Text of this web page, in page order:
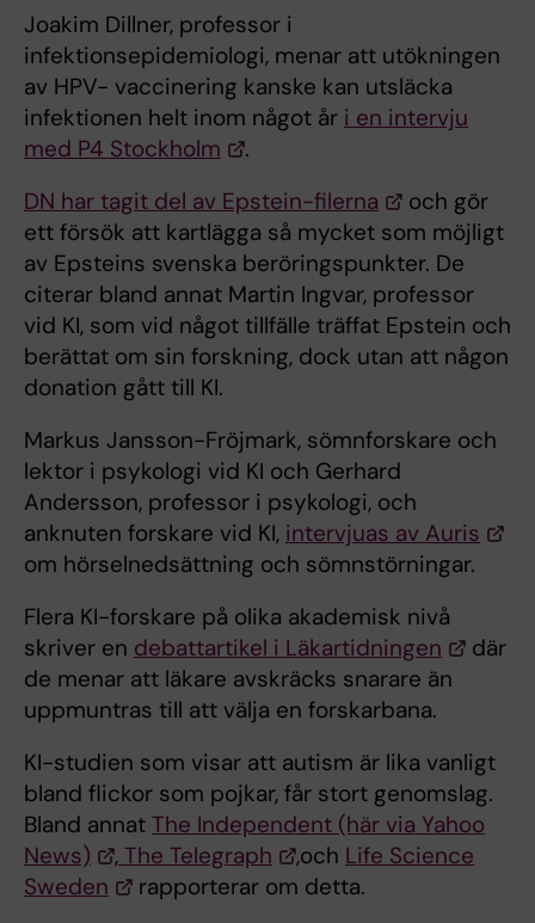
Joakim Dillner, professor i
infektionsepidemiologi, menar att utökningen
av HPV- vaccinering kanske kan utsläcka
infektionen helt inom något år i en intervju
med P4 Stockholm
.
DN har tagit del av Epstein-filerna
och gör
ett försök att kartlägga så mycket som möjligt
av Epsteins svenska beröringspunkter. De
citerar bland annat Martin Ingvar, professor
vid KI, som vid något tillfälle träffat Epstein och
berättat om sin forskning, dock utan att någon
donation gått till KI.
Markus Jansson-Fröjmark, sömnforskare och
lektor i psykologi vid KI och Gerhard
Andersson, professor i psykologi, och
anknuten forskare vid KI, intervjuas av Auris
om hörselnedsättning och sömnstörningar.
Flera KI-forskare på olika akademisk nivå
skriver en debattartikel i Läkartidningen
där
de menar att läkare avskräcks snarare än
uppmuntras till att välja en forskarbana.
KI-studien som visar att autism är lika vanligt
bland flickor som pojkar, får stort genomslag.
Bland annat The Independent (här via Yahoo
News)
, The Telegraph ,och Life Science
Sweden
rapporterar om detta.